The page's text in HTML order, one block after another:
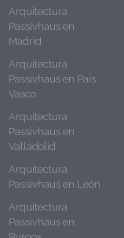
Arquitectura
Passivhaus en
Madrid
Arquitectura
Passivhaus en País
Vasco
Arquitectura
Passivhaus en
Valladolid
Arquitectura
Passivhaus en León
Arquitectura
Passivhaus en